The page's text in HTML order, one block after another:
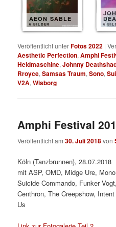
AEON SABLE
6 BILDER 6
Veröffentlicht unterFotos 2022 |
Aesthetic Perfection,Amphi
Heldmaschine,Johnny
Rroyce,Samsas Traum,Sono,
V2A,Wisborg
Amphi Festival
Veröffentlicht am30. Juli 2018von
Köln (Tanzbrunnen), 28.07.2018
mit ASP, OMD, Midge Ure,
Suicide Commando, Funker
Centhron, The Creepshow,
Us